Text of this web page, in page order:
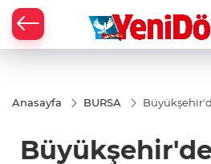
Anasayfa BURSA
Projesi"